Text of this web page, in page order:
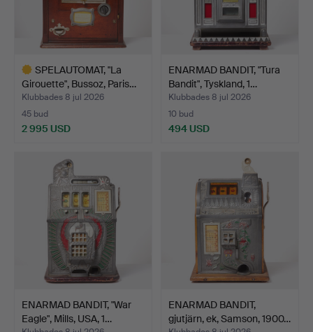
SPELAUTOMAT, "La
Girouette", Bussoz, Paris…
Klubbades 8 jul 2026
45 bud
2 995 USD
ENARMAD BANDIT, "Tura
Bandit", Tyskland, 1…
Klubbades 8 jul 2026
10 bud
494 USD
ENARMAD BANDIT, "War
Eagle", Mills, USA, 1…
ENARMAD BANDIT,
gjutjärn, ek, Samson, 1900…